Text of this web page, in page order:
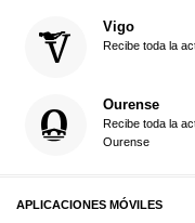
Vigo
Recibe toda la
Ourense
Recibe toda la
Ourense
APLICACIONES MÓVILES